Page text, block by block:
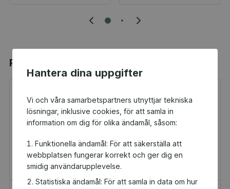
Hantera dina uppgifter
Vi och våra samarbetspartners utnyttjar tekniska
lösningar, inklusive cookies, för att samla in
information om dig för olika ändamål, såsom:
Funktionella ändamål: För att säkerställa att
webbplatsen fungerar korrekt och ger dig en
smidig användarupplevelse.
Statistiska ändamål: För att samla in data om hur
Populära produkter